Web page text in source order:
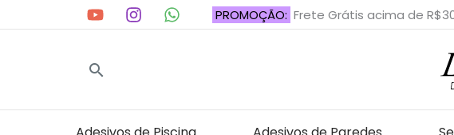
para
PROMOÇÃO: Frete Grátis acima de
Pesquisar